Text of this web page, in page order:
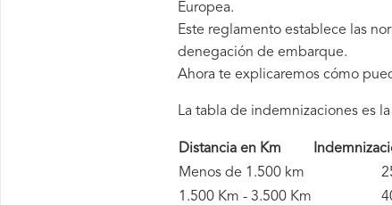
Europea.
Este reglamento establece las
denegación de embarque.
Ahora te explicaremos cómo
La tabla de indemnizaciones es
Distancia en Km
Menos de 1.500 km
250
1.500 Km - 3.500 Km
400